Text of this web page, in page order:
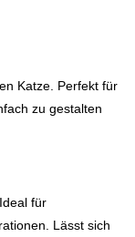
Katze. Perfekt für
zu gestalten
für
Lässt sich